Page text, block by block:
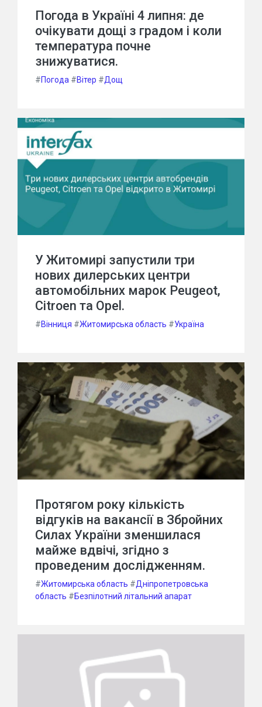
Погода в Україні 4 липня: де
очікувати дощі з градом і коли
температура почне
знижуватися.
#Погода #Вітер #Дощ
У Житомирі запустили три
нових дилерських центри
автомобільних марок Peugeot,
Citroen та Opel.
#Вінниця #Житомирська область #Україна
Протягом року кількість
відгуків на вакансії в Збройних
Силах України зменшилася
майже вдвічі, згідно з
проведеним дослідженням.
#Житомирська область #Дніпропетровська
область #Безпілотний літальний апарат